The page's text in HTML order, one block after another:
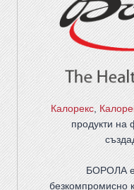
Калорекс,
продукти
БОРОЛА е
безкомпромисно